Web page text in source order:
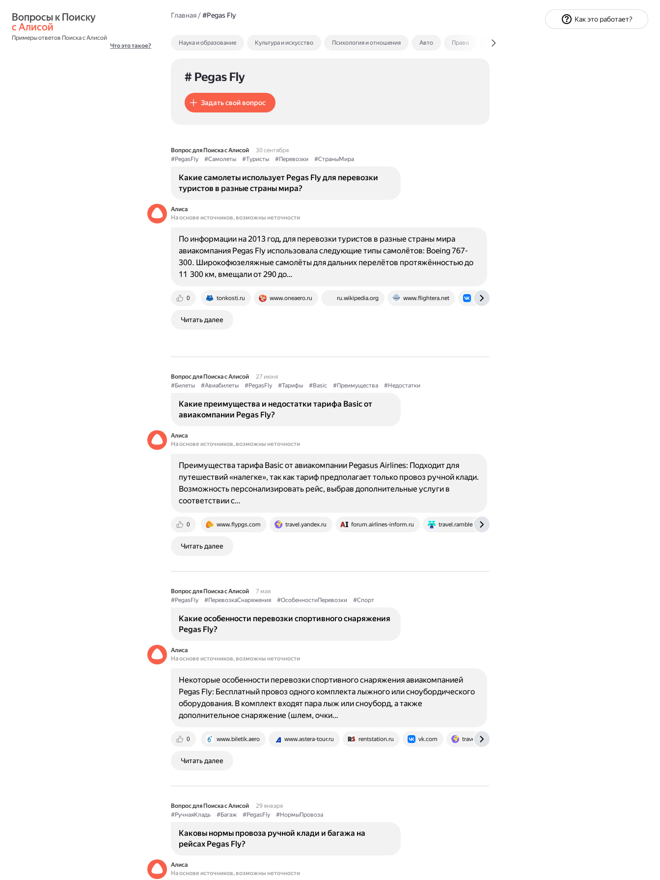
с Алисой
Примеры ответов Поиска с Алисой
Что это такое?
Главная/#Pegas Fly
Наука и образование Культура и искусство Психология и отношения Авто Право Экономика и финансы
# Pegas Fly
Задать свой вопрос
Вопрос для Поиска с Алисой
30 сентября
#PegasFly
#Самолеты #Туристы #Перевозки #СтраныМира
Какие самолеты использует Pegas Fly для перевозки
туристов в разные страны мира?
Алиса
На основе источников, возможны неточности
0 tonkosti.ru www.oneaero.ru ru.wikipedia.org www.flightera.net vk.com
По информации на 2013 год, для перевозки туристов в разные страны мира
авиакомпания Pegas Fly использовала следующие типы самолётов: Boeing 767-
300. Широкофюзеляжные самолёты для дальних перелётов протяжённостью до
11 300 км, вмещали от 290 до…
Читать далее
Вопрос для Поиска с Алисой
27 июня
#Билеты
#Авиабилеты #PegasFly #Тарифы #Basic #Преимущества #Недостатки
Какие преимущества и недостатки тарифа Basic от
авиакомпании Pegas Fly?
Алиса
На основе источников, возможны неточности
0 www.flypgs.com travel.yandex.ru forum.airlines-inform.ru travel.rambler.ru
Преимущества тарифа Basic от авиакомпании Pegasus Airlines: Подходит для
путешествий «налегке», так как тариф предполагает только провоз ручной клади.
Возможность персонализировать рейс, выбрав дополнительные услуги в
соответствии с…
Читать далее
Вопрос для Поиска с Алисой
7 мая
#PegasFly
#ПеревозкаСнаряжения #ОсобенностиПеревозки #Спорт
Какие особенности перевозки спортивного снаряжения
Pegas Fly?
Алиса
На основе источников, возможны неточности
0 www.biletik.aero www.astera-tour.ru rentstation.ru vk.com travel.yandex.ru
Некоторые особенности перевозки спортивного снаряжения авиакомпанией
Pegas Fly: Бесплатный провоз одного комплекта лыжного или сноубордического
оборудования. В комплект входят пара лыж или сноуборд, а также
дополнительное снаряжение (шлем, очки…
Читать далее
Вопрос для Поиска с Алисой
29 января
#РучнаяКладь
#Багаж #PegasFly #НормыПровоза
Каковы нормы провоза ручной клади и багажа на
рейсах Pegas Fly?
Алиса
На основе источников, возможны неточности
Как это работает?